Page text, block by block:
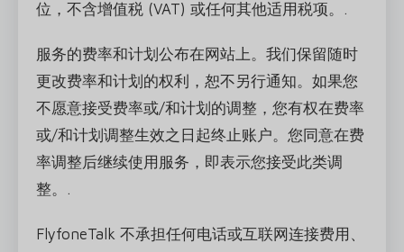
位，不含增值税 (VAT) 或任何其他适用税项。.
服务的费率和计划公布在网站上。我们保留随时
更改费率和计划的权利，恕不另行通知。如果您
不愿意接受费率或/和计划的调整，您有权在费率
或/和计划调整生效之日起终止账户。您同意在费
率调整后继续使用服务，即表示您接受此类调
整。.
FlyfoneTalk 不承担任何电话或互联网连接费用、